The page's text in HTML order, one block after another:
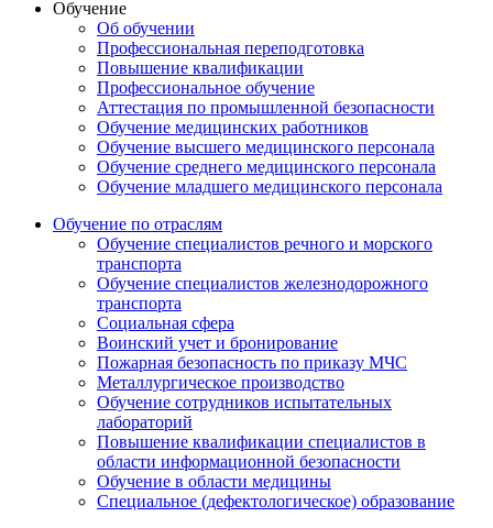
Обучение
Об обучении
Профессиональная переподготовка
Повышение квалификации
Профессиональное обучение
Аттестация по промышленной безопасности
Обучение медицинских работников
Обучение высшего медицинского персонала
Обучение среднего медицинского персонала
Обучение младшего медицинского персонала
Обучение по отраслям
Обучение специалистов речного и морского
транспорта
Обучение специалистов железнодорожного
транспорта
Социальная сфера
Воинский учет и бронирование
Пожарная безопасность по приказу МЧС
Металлургическое производство
Обучение сотрудников испытательных
лабораторий
Повышение квалификации специалистов в
области информационной безопасности
Обучение в области медицины
Специальное (дефектологическое) образование